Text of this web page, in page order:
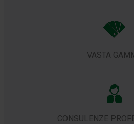
VASTA
CONSULENZE